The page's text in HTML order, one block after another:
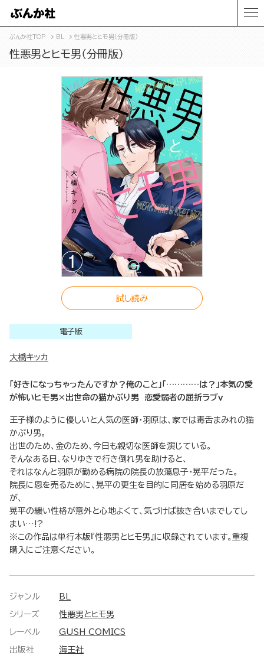
ぶんか社TOP BL 性悪男とヒモ男（分冊版）
性悪男とヒモ男（分冊版）
試し読み
電子版
大橋キッカ
「好きになっちゃったんですか？俺のこと」「…………は？」本気の愛
が怖いヒモ男×出世命の猫かぶり男 恋愛弱者の屈折ラブｖ
王子様のように優しいと人気の医師・羽原は、家では毒舌まみれの猫
かぶり男。
出世のため、金のため、今日も親切な医師を演じている。
そんなある日、なりゆきで行き倒れ男を助けると、
それはなんと羽原が勤める病院の院長の放蕩息子・晃平だった。
院長に恩を売るために、晃平の更生を目的に同居を始める羽原だ
が、
晃平の緩い性格が意外と心地よくて、気づけば抜き合いまでしてし
まい…!?
※この作品は単行本版『性悪男とヒモ男』に収録されています。重複
購入にご注意ください。
ジャンル BL
シリーズ 性悪男とヒモ男
レーベル GUSH COMICS
出版社 海王社